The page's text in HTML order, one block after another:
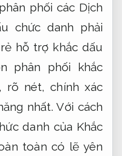
phối các Dịch
chức danh phải
hỗ trợ khắc dấu
phân phối khắc
rõ nét, chính xác
nhất. Với cách
danh của Khắc
toàn có lẽ yên